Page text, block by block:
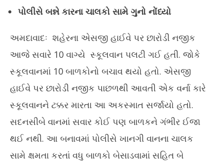
NOW VIEWING
અમદાવાદમાં SG હાઈવે પર છારોડી નજીક સ્કૂલ વાન પલટી, કોઈ
જાનહાની નહીં
24,
2025
પોલીસે બન્ને કારના ચાલકો સામે ગુનો નોંધ્યો
અમદાવાદઃ શહેરના એસજી હાઈવે પર છારોડી નજીક
આજે સવારે 10 વાગ્યે સ્કૂલવાન પલટી ગઈ હતી. જોકે
સ્કૂલવાનમાં 10 બાળકોનો બચાવ થયો હતો. એસજી
હાઈવે પર છારોડી નજીક પાછળથી આવતી એક વર્ના કારે
સ્કૂલવાનને ટક્કર મારતા આ અકસ્માત સર્જાયો હતો.
સદનસીબે વાનમાં સવાર કોઈ પણ બાળકને ગંભીર ઈજા
થઈ નથી. આ બનાવમાં પોલીસે ખાનગી વાનના ચાલક
સામે ક્ષમતા કરતાં વધુ બાળકો બેસાડવામાં સહિત બે